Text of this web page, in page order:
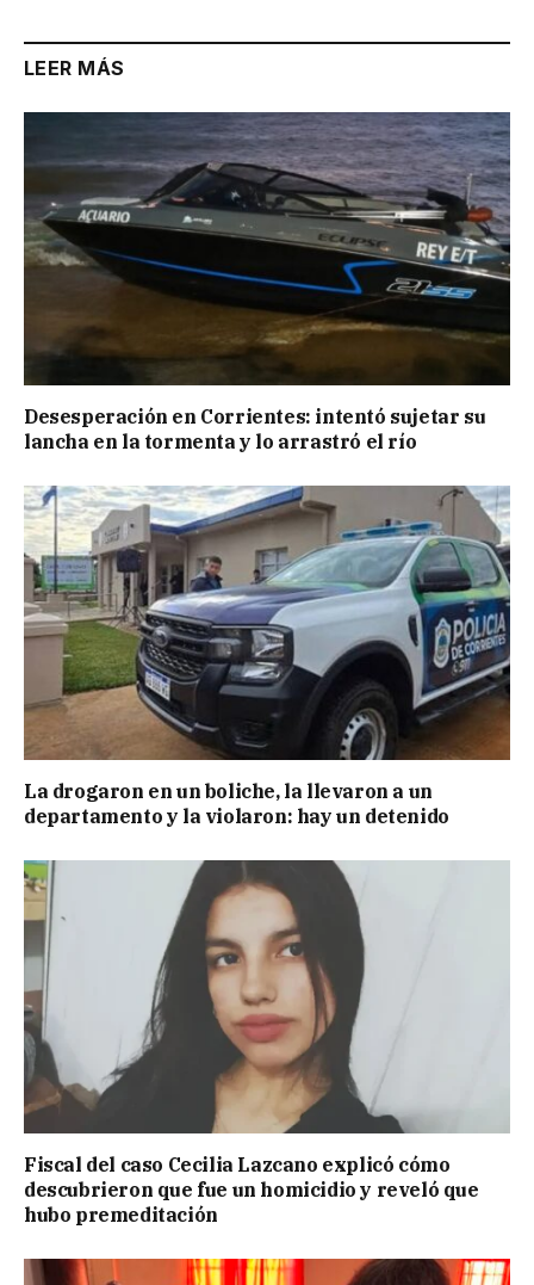
LEER MÁS
Desesperación en Corrientes: intentó sujetar su
lancha en la tormenta y lo arrastró el río
La drogaron en un boliche, la llevaron a un
departamento y la violaron: hay un detenido
Fiscal del caso Cecilia Lazcano explicó cómo
descubrieron que fue un homicidio y reveló que
hubo premeditación